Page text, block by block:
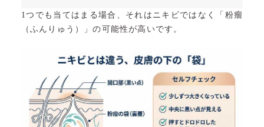
1つでも当てはまる場合、それはニキビではなく「粉瘤
（ふんりゅう）」の可能性が高いです。